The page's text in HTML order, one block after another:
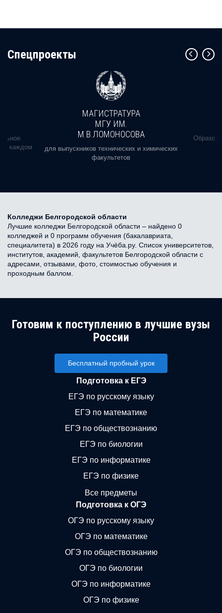
Cпецпроекты
в каждом
МАГИСТРАТУРА
МГУ ИМ.
М.В.ЛОМОНОСОВА
для выпускников технических и химических
факультетов
Колледжи Белгородской области
Лучшие колледжи Белгородской области – найдено 0
колледжей и 0 программ обучения (бакалавриата,
специалитета) в 2026 году на Учёба.ру. Список университетов,
институтов, академий, факультетов Белгородской области с
адресами, отзывами, фото, стоимостью обучения и
проходным баллом.
Готовим к поступлению в лучшие вузы
России
Бесплатный пробный урок
Подготовка к ЕГЭ
ЕГЭ по русскому языку
ЕГЭ по математике
ЕГЭ по обществознанию
ЕГЭ по биологии
ЕГЭ по информатике
ЕГЭ по физике
Все предметы
Подготовка к ОГЭ
ОГЭ по русскому языку
ОГЭ по математике
ОГЭ по обществознанию
ОГЭ по биологии
ОГЭ по информатике
ОГЭ по физике